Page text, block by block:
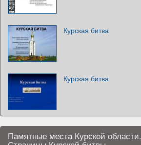
Курская битва
Курская битва
Памятные места Курской области.